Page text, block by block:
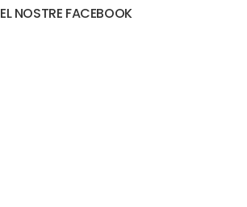
EL NOSTRE FACEBOOK